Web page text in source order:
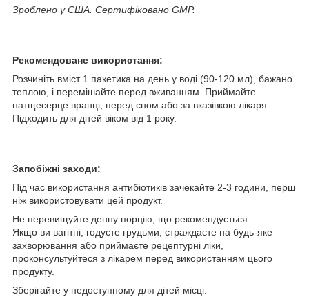
Зроблено у США. Сертифіковано GMP.
Рекомендоване використання:
Розчиніть вміст 1 пакетика на день у воді (90-120 мл), бажано
теплою, і перемішайте перед вживанням. Приймайте
натщесерце вранці, перед сном або за вказівкою лікаря.
Підходить для дітей віком від 1 року.
Запобіжні заходи:
Під час використання антибіотиків зачекайте 2-3 години, перш
ніж використовувати цей продукт.
Не перевищуйте денну порцію, що рекомендується.
Якщо ви вагітні, годуєте грудьми, страждаєте на будь-яке
захворювання або приймаєте рецептурні ліки,
проконсультуйтеся з лікарем перед використанням цього
продукту.
Зберігайте у недоступному для дітей місці.